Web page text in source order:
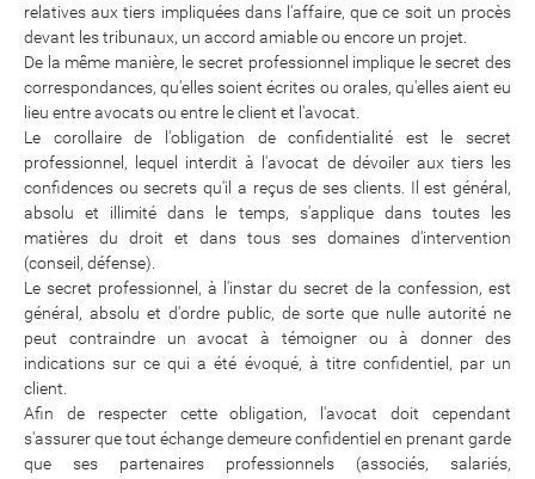
relatives aux tiers impliquées dans l'affaire, que ce soit un procès
devant les tribunaux, un accord amiable ou encore un projet.
De la même manière, le secret professionnel implique le secret des
correspondances, qu'elles soient écrites ou orales, qu'elles aient eu
lieu entre avocats ou entre le client et l'avocat.
Le corollaire de l'obligation de confidentialité est le secret
professionnel, lequel interdit à l'avocat de dévoiler aux tiers les
confidences ou secrets qu'il a reçus de ses clients. Il est général,
absolu et illimité dans le temps, s'applique dans toutes les
matières du droit et dans tous ses domaines d'intervention
(conseil, défense).
Le secret professionnel, à l'instar du secret de la confession, est
général, absolu et d'ordre public, de sorte que nulle autorité ne
peut contraindre un avocat à témoigner ou à donner des
indications sur ce qui a été évoqué, à titre confidentiel, par un
client.
Afin de respecter cette obligation, l'avocat doit cependant
s'assurer que tout échange demeure confidentiel en prenant garde
que ses partenaires professionnels (associés, salariés,